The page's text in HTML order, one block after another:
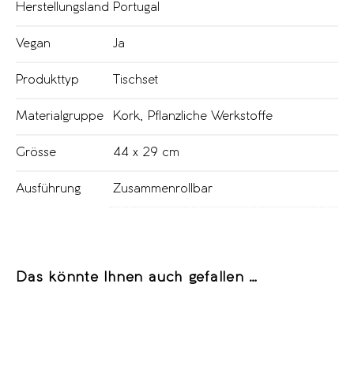
Herstellungsland Portugal
Vegan Ja
Produkttyp Tischset
Materialgruppe Kork Pflanzliche Werkstoffe
Grösse 44 x 29 cm
Ausführung Zusammenrollbar
Das könnte Ihnen auch gefallen …